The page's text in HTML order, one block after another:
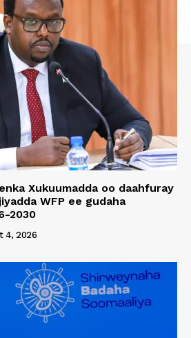
Xukuumadda oo daahfuray
WFP ee gudaha
2030
4, 2026